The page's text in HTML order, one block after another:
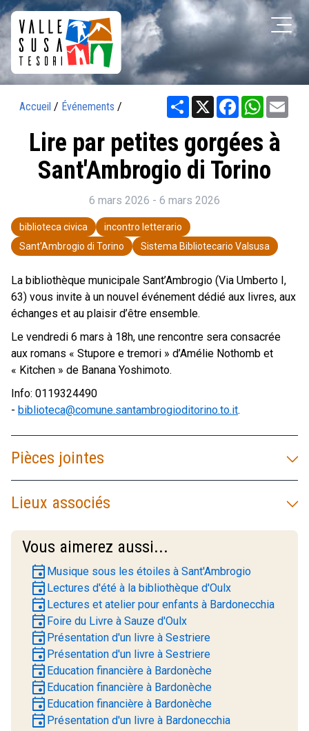
Accueil / Événements / Share X Facebook
Lire par petites gorgées à
Sant'Ambrogio di Torino
6 mars 2026 - 6 mars 2026
biblioteca civica
incontro letterario
Sant'Ambrogio di Torino
Sistema Bibliotecario Valsusa
La bibliothèque municipale Sant’Ambrogio (Via Umberto I,
63) vous invite à un nouvel événement dédié aux livres, aux
échanges et au plaisir d’être ensemble.
Le vendredi 6 mars à 18h, une rencontre sera consacrée
aux romans « Stupore e tremori » d’Amélie Nothomb et
« Kitchen » de Banana Yoshimoto.
Info: 0119324490
- biblioteca@comune.santambrogioditorino.to.it.
Pièces jointes
Lieux associés
Vous aimerez aussi...
event Musique sous les étoiles à Sant'Ambrogio
event Lectures d'été à la bibliothèque d'Oulx
event Lectures et atelier pour enfants à Bardonecchia
event Foire du Livre à Sauze d'Oulx
event Présentation d'un livre à Sestriere
event Présentation d'un livre à Sestriere
event Education financière à Bardonèche
event Education financière à Bardonèche
event Education financière à Bardonèche
event Présentation d'un livre à Bardonecchia